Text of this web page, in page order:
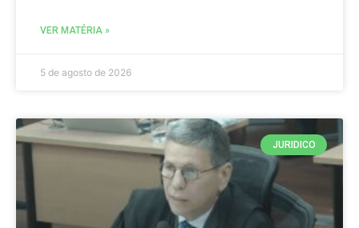
VER MATÉRIA »
5 de agosto de 2026
JURIDICO